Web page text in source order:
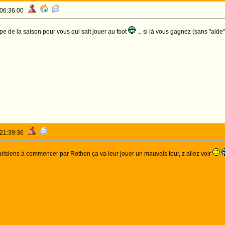
de la saison pour vous qui sait jouer au foot ... si là vous gagnez (sans
à commencer par Rothen ça va leur jouer un mauvais tour, z allez voir